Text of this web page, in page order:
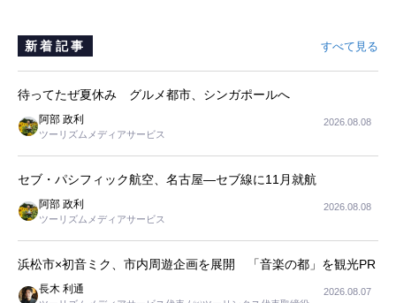
新着記事 すべて見る
待ってたぜ夏休み グルメ都市、シンガポールへ
阿部 政利
ツーリズムメディアサービス
2026.08.08
セブ・パシフィック航空、名古屋―セブ線に11月就航
阿部 政利
ツーリズムメディアサービス
2026.08.08
浜松市×初音ミク、市内周遊企画を展開 「音楽の都」を観光PR
長木 利通 2026.08.07